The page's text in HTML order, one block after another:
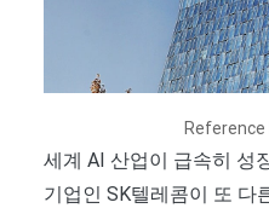
Reference
세계 AI 산업이 급속히 성
기업인 SK텔레콤이 또 다